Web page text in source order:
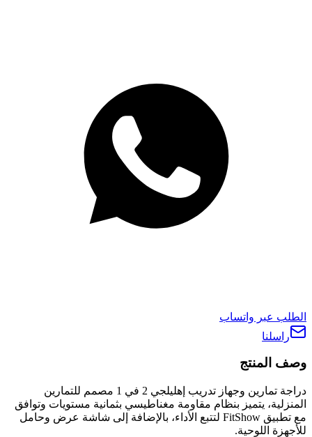
الطلب عبر واتساب
راسلنا
وصف المنتج
دراجة تمارين وجهاز تدريب إهليلجي 2 في 1 مصمم للتمارين
المنزلية، يتميز بنظام مقاومة مغناطيسي بثمانية مستويات وتوافق
مع تطبيق FitShow لتتبع الأداء، بالإضافة إلى شاشة عرض وحامل
للأجهزة اللوحية.